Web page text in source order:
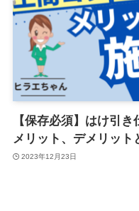
【保存必須】はけ引
メリット、デメリット
2023年12月23日